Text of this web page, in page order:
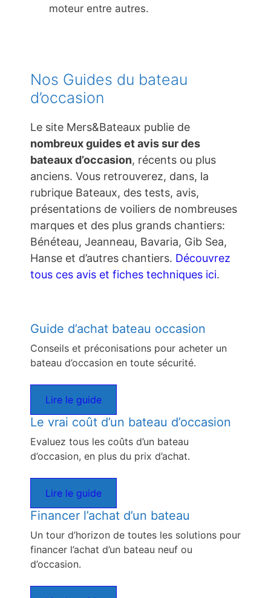
moteur entre autres.
Nos Guides du bateau
d’occasion
Le site Mers&Bateaux publie de
nombreux guides et avis sur des
bateaux d’occasion, récents ou plus
anciens. Vous retrouverez, dans, la
rubrique Bateaux, des tests, avis,
présentations de voiliers de nombreuses
marques et des plus grands chantiers:
Bénéteau, Jeanneau, Bavaria, Gib Sea,
Hanse et d’autres chantiers. Découvrez
tous ces avis et fiches techniques ici.
Guide d’achat bateau occasion
Conseils et préconisations pour acheter un
bateau d’occasion en toute sécurité.
Lire le guide
Le vrai coût d’un bateau d’occasion
Evaluez tous les coûts d’un bateau
d’occasion, en plus du prix d’achat.
Lire le guide
Financer l’achat d’un bateau
Un tour d’horizon de toutes les solutions pour
financer l’achat d’un bateau neuf ou
d’occasion.